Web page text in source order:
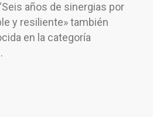
años de sinergias por
y resiliente» también
en la categoría